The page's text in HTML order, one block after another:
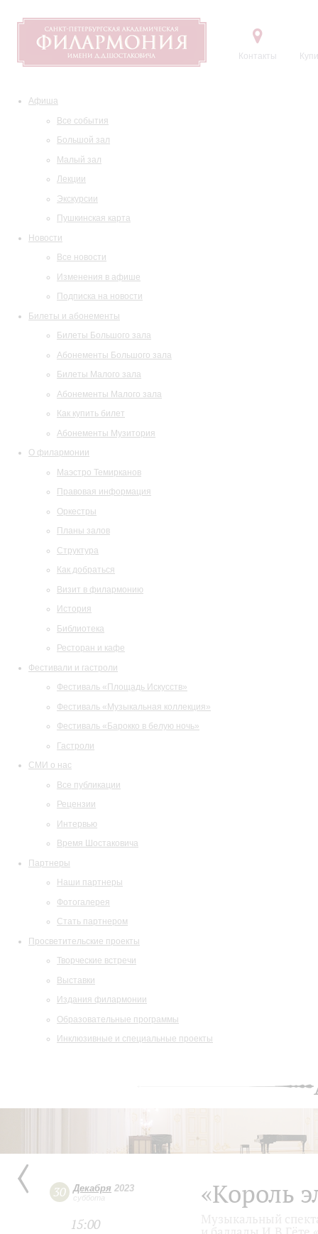
Контакты
Афиша
Все события
Большой зал
Малый зал
Лекции
Экскурсии
Пушкинская карта
Новости
Все новости
Изменения в афише
Подписка на новости
Билеты и абонементы
Билеты Большого зала
Абонементы Большого зала
Билеты Малого зала
Абонементы Малого зала
Как купить билет
Абонементы Музитория
О филармонии
Маэстро Темирканов
Правовая информация
Оркестры
Планы залов
Структура
Как добраться
Визит в филармонию
История
Библиотека
Ресторан и кафе
Фестивали и гастроли
Фестиваль «Площадь Искусств»
Фестиваль «Музыкальная коллекция»
Фестиваль «Барокко в белую ночь»
Гастроли
СМИ о нас
Все публикации
Рецензии
Интервью
Время Шостаковича
Партнеры
Наши партнеры
Фотогалерея
Стать партнером
Просветительские проекты
Творческие встречи
Выставки
Издания филармонии
Образовательные программы
Инклюзивные и специальные проекты
30 Декабря 2023
суббота
15:00
«Король